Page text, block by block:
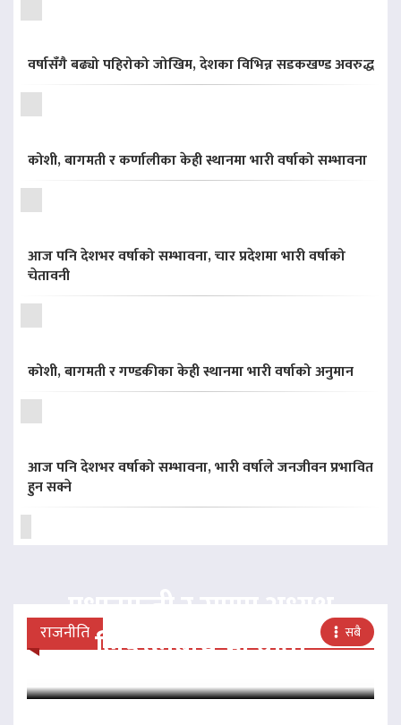
वर्षासँगै बढ्यो पहिरोको जोखिम, देशका विभिन्न सडकखण्ड अवरुद्ध
कोशी, बागमती र कर्णालीका केही स्थानमा भारी वर्षाको सम्भावना
आज पनि देशभर वर्षाको सम्भावना, चार प्रदेशमा भारी वर्षाको
चेतावनी
कोशी, बागमती र गण्डकीका केही स्थानमा भारी वर्षाको अनुमान
आज पनि देशभर वर्षाको सम्भावना, भारी वर्षाले जनजीवन प्रभावित
हुन सक्ने
राजनीति सबै
प्रधानमन्त्री र राप्रपा अध्यक्ष
लिङदेनबीच भेटवार्ता